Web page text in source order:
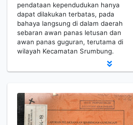
pendataan kependudukan hanya
dapat dilakukan terbatas, pada
bahaya langsung di dalam daerah
sebaran awan panas letusan dan
awan panas guguran, terutama di
wilayah Kecamatan Srumbung.